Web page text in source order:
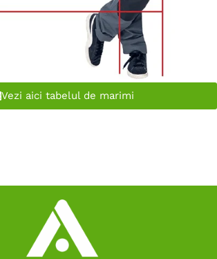
Vezi aici tabelul de marimi